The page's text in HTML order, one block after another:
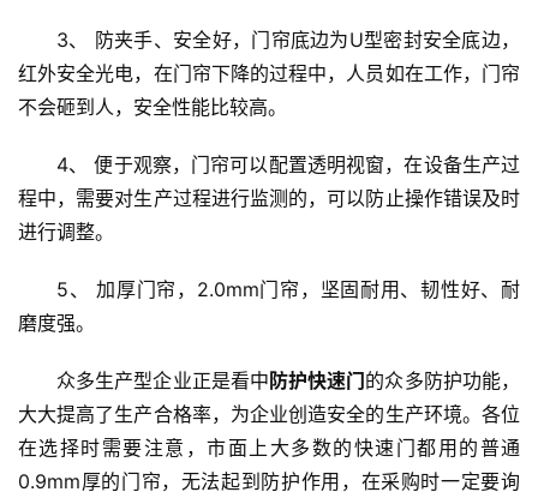
页
门
门
卫
生
间
门
3、 防夹手、安全好，门帘底边为U型密封安全底边，
红外安全光电，在门帘下降的过程中，人员如在工作，门帘
不会砸到人，安全性能比较高。
4、 便于观察，门帘可以配置透明视窗，在设备生产过
程中，需要对生产过程进行监测的，可以防止操作错误及时
进行调整。
5、 加厚门帘，2.0mm门帘，坚固耐用、韧性好、耐
磨度强。
众多生产型企业正是看中 防护快速门 的众多防护功能，
大大提高了生产合格率，为企业创造安全的生产环境。各位
在选择时需要注意，市面上大多数的快速门都用的普通
0.9mm厚的门帘，无法起到防护作用，在采购时一定要询